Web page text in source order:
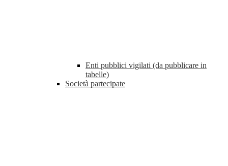
Enti pubblici vigilati (da pubblicare in
tabelle)
Società partecipate